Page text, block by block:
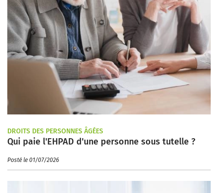
DROITS DES PERSONNES ÂGÉES
Qui paie l'EHPAD d'une personne sous tutelle ?
Posté le 01/07/2026